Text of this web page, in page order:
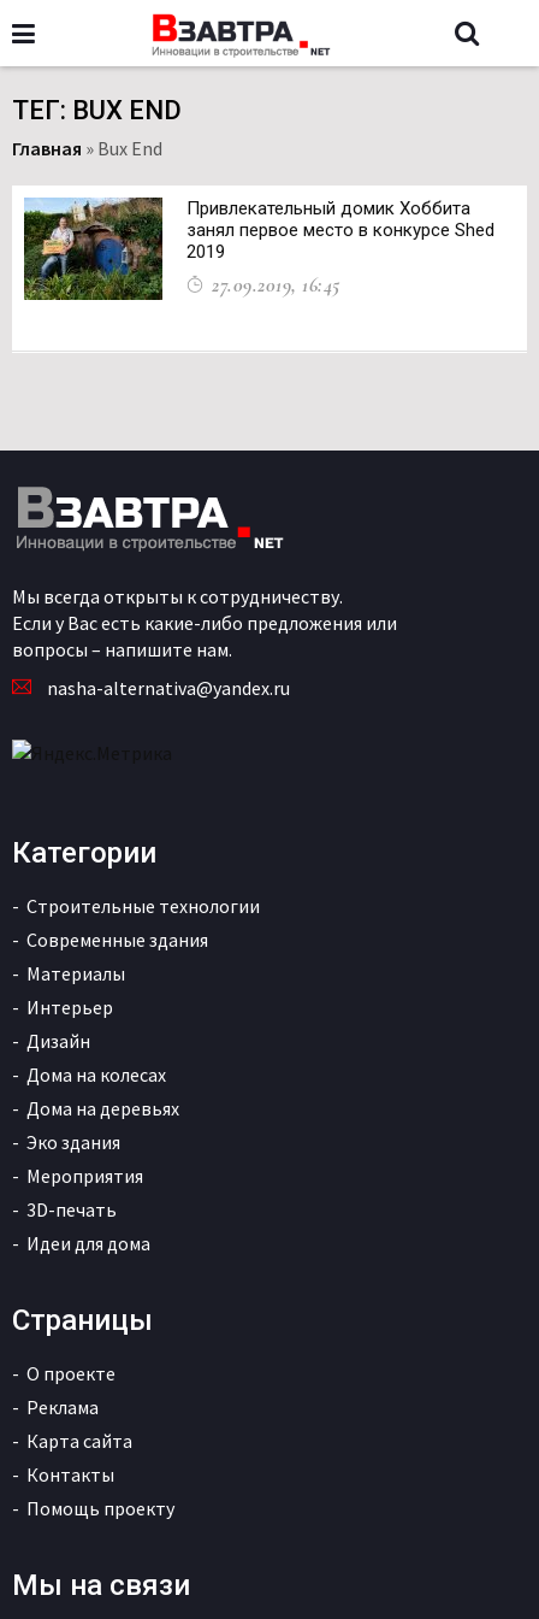
ТЕГ: BUX END
Главная » Bux End
Привлекательный домик Хоббита
занял первое место в конкурсе Shed
2019
27.09.2019, 16:45
Мы всегда открыты к сотрудничеству.
Если у Вас есть какие-либо предложения или
вопросы – напишите нам.
nasha-alternativa@yandex.ru
Категории
Строительные технологии
Современные здания
Материалы
Интерьер
Дизайн
Дома на колесах
Дома на деревьях
Эко здания
Мероприятия
3D-печать
Идеи для дома
Страницы
О проекте
Реклама
Карта сайта
Контакты
Помощь проекту
Мы на связи